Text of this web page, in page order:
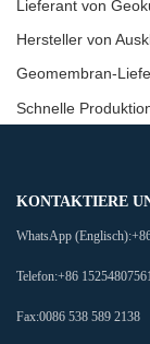
Hersteller von
Geomembran-
Schnelle
KONTAKTIERE
WhatsApp (Englisch):
Telefon:+86
Fax:0086 538 589 2138